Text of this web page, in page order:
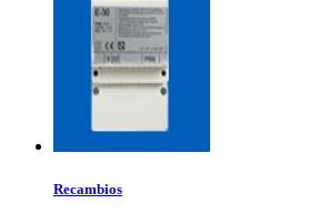
Recambios